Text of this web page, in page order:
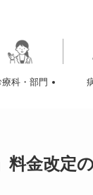
療科・部門
料金改定